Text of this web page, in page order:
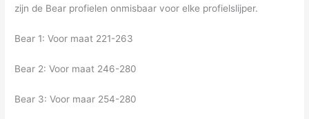
zijn de Bear profielen onmisbaar voor elke profielslijper.
Bear 1: Voor maat 221-263
Bear 2: Voor maat 246-280
Bear 3: Voor maar 254-280